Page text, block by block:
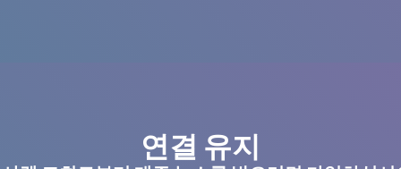
연결 유지